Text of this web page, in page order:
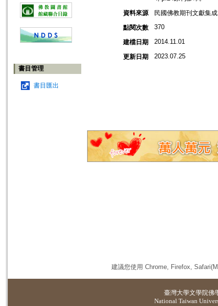
書目管理
書目匯出
資料來源
民國佛教期刊文獻集
點閱次數
370
建檔日期 2014.11.01
更新日期 2023.07.25
建議您使用 Chrome, Firefox,
臺灣大學文學院佛
National Taiwan